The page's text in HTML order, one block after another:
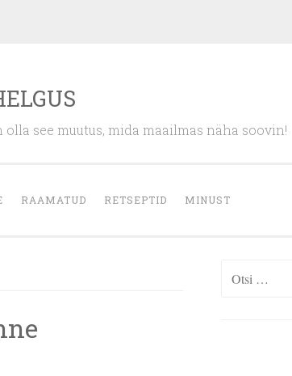
see muutus, mida maailmas näha soovin!
RAAMATUD RETSEPTID MINUST
Otsi: